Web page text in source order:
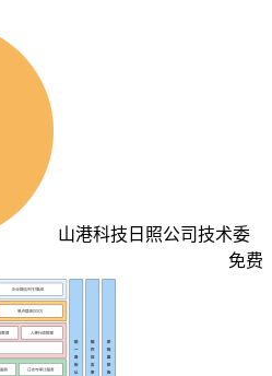
山港科技日照公司技术委
免费